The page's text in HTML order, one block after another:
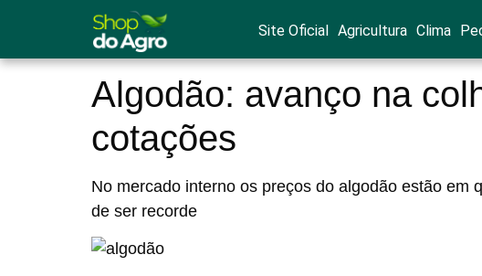
Site Oficial Agricultura Clima
Algodão: avanço na
cotações
No mercado interno os preços do algodão estão em
de ser recorde